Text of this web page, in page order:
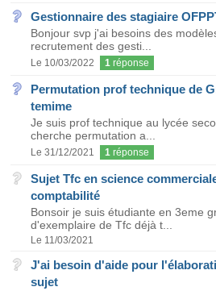
Gestionnaire des stagiaire
Bonjour svp j'ai besoins des
recrutement des gesti...
Le 10/03/2022 1 réponse
Permutation prof technique de
temime
Je suis prof technique au lycée
cherche permutation a...
Le 31/12/2021 1 réponse
Sujet Tfc en science
comptabilité
Bonsoir je suis étudiante en 3eme
d'exemplaire de Tfc déjà t...
Le 11/03/2021
J'ai besoin d'aide pour
sujet